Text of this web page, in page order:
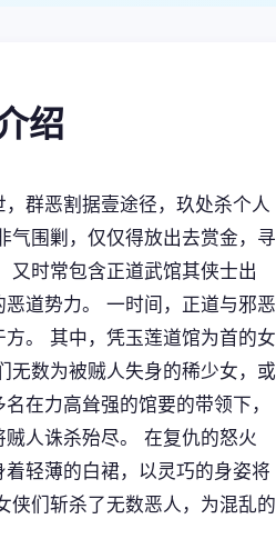
绍
群恶割据壹途径，玖处杀个人
气围剿，仅仅得放出去赏金，寻
又时常包含正道武馆其侠士出
道势力。 一时间，正道与邪恶
。 其中，凭玉莲道馆为首的女
无数为被贼人失身的稀少女，或
在力高耸强的馆要的带领下，
人诛杀殆尽。 在复仇的怒火
轻薄的白裙，以灵巧的身姿将
侠们斩杀了无数恶人，为混乱的